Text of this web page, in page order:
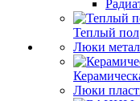
Теплый пол
Люки
Люки